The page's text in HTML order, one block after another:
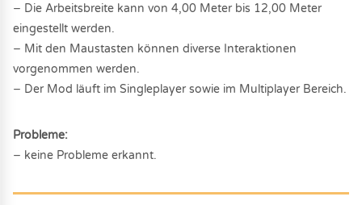
− Die Arbeitsbreite kann von 4,00 Meter bis 12,00 Meter
eingestellt werden.
− Mit den Maustasten können diverse Interaktionen
vorgenommen werden.
− Der Mod läuft im Singleplayer sowie im Multiplayer Bereich.
Probleme:
− keine Probleme erkannt.